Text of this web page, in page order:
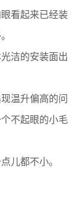
看起来已经装
洁的安装面出
温升偏高的问
不起眼的小毛
儿都不小。